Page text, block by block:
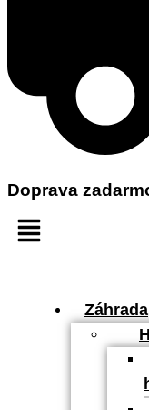
Doprava
Záhrada